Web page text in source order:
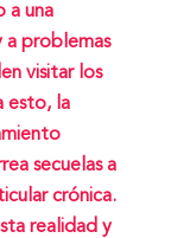
a una
a problemas
visitar los
esto, la
secuelas a
crónica.
realidad y